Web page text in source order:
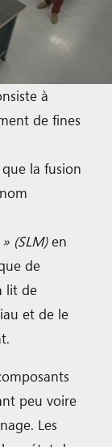
à
de fines
la fusion
(SLM)en
de
lit de
et de le
peu voire
Les